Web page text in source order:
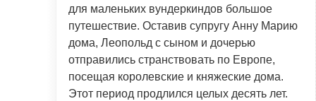
для маленьких вундеркиндов большое
путешествие. Оставив супругу Анну Марию
дома, Леопольд с сыном и дочерью
отправились странствовать по Европе,
посещая королевские и княжеские дома.
Этот период продлился целых десять лет.